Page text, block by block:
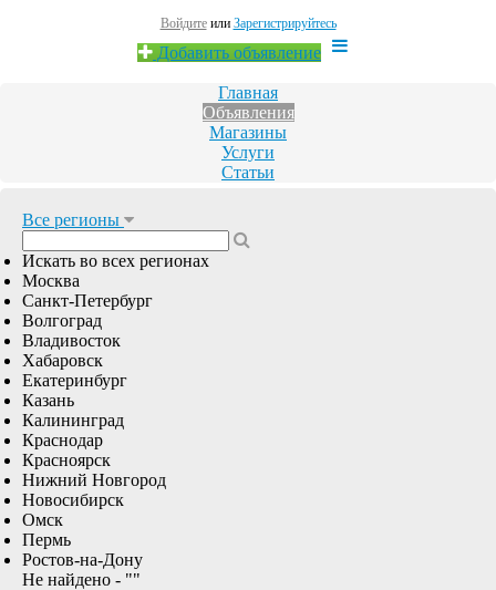
Войдитеили Зарегистрируйтесь
Добавить объявление
Главная
Объявления
Магазины
Услуги
Статьи
Все регионы
Искать во всех регионах
Москва
Санкт-Петербург
Волгоград
Владивосток
Хабаровск
Екатеринбург
Казань
Калининград
Краснодар
Красноярск
Нижний Новгород
Новосибирск
Омск
Пермь
Ростов-на-Дону
Не найдено - ""